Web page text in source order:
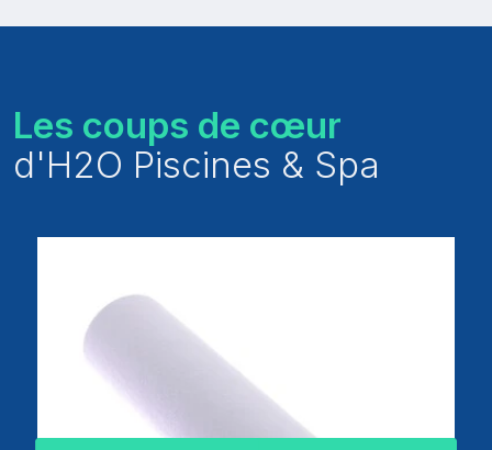
Les coups de cœur
d'H2O Piscines & Spa